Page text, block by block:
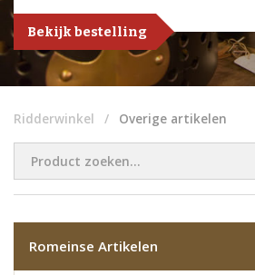
Bekijk bestelling
Ridderwinkel Overige artikelen
Romeinse Artikelen